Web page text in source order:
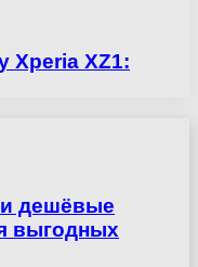
Xperia XZ1:
дешёвые
выгодных